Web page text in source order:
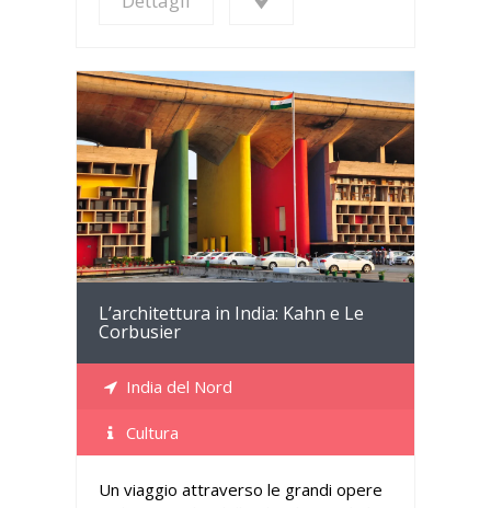
Dettagli
L’architettura in India: Kahn e Le
Corbusier
India del Nord
Cultura
Un viaggio attraverso le grandi opere